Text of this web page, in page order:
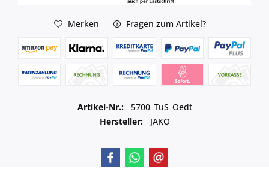
Merken Fragen zum Artikel?
Artikel-Nr.:
5700_TuS_Oedt
Hersteller:
JAKO